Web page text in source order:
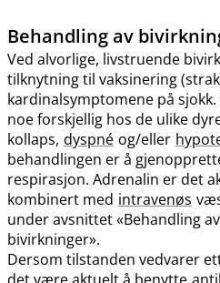
Behandling av
Ved alvorlige, livstruende
tilknytning til vaksinering
kardinalsymptomene på
noe forskjellig hos de ulike
kollaps, dyspné og​/​eller
behandlingen er å
respirasjon. Adrenalin er det
kombinert med intravenøs
under avsnittet «Behandling
bivirkninger».
Dersom tilstanden vedvarer